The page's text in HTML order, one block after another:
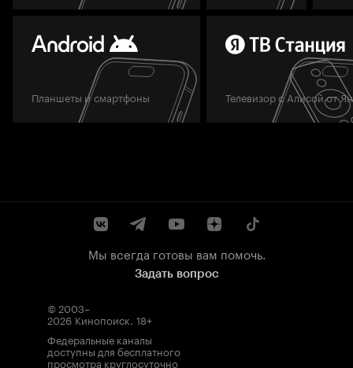
Планшеты и смартфоны Телевизор с Алисой от
Мы всегда готовы вам помочь.
Задать вопрос
© 2003–
2026 Кинопоиск. 18+
Федеральные каналы
доступны для бесплатного
просмотра круглосуточно